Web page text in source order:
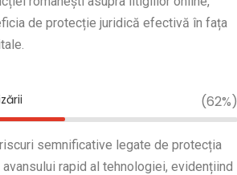
de protecție juridică efectivă în fața
(62%)
semnificative legate de protecția
rapid al tehnologiei, evidențiind